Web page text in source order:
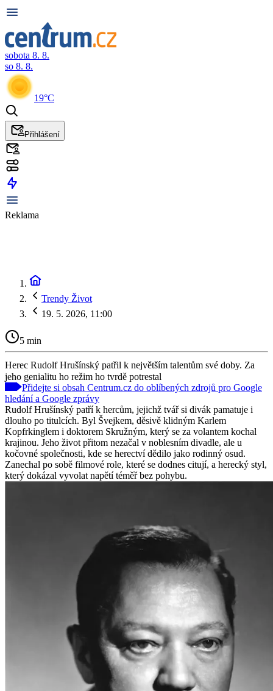
sobota 8. 8.
so 8. 8.
19°C
Přihlášení
Reklama
Trendy Život
19. 5. 2026, 11:00
5 min
Herec Rudolf Hrušínský patřil k největším talentům své doby. Za
jeho genialitu ho režim ho tvrdě potrestal
Přidejte si obsah Centrum.cz do oblíbených zdrojů pro Google
hledání a Google zprávy
Rudolf Hrušínský patří k hercům, jejichž tvář si divák pamatuje i
dlouho po titulcích. Byl Švejkem, děsivě klidným Karlem
Kopfrkinglem i doktorem Skružným, který se za volantem kochal
krajinou. Jeho život přitom nezačal v noblesním divadle, ale u
kočovné společnosti, kde se herectví dědilo jako rodinný osud.
Zanechal po sobě filmové role, které se dodnes citují, a herecký styl,
který dokázal vyvolat napětí téměř bez pohybu.